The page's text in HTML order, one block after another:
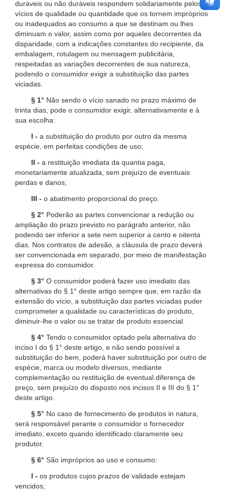
duráveis ou não duráveis respondem solidariamente pelos
vícios de qualidade ou quantidade que os tornem impróprios
ou inadequados ao consumo a que se destinam ou lhes
diminuam o valor, assim como por aqueles decorrentes da
disparidade, com a indicações constantes do recipiente, da
embalagem, rotulagem ou mensagem publicitária,
respeitadas as variações decorrentes de sua natureza,
podendo o consumidor exigir a substituição das partes
viciadas.
§ 1° Não sendo o vício sanado no prazo máximo de
trinta dias, pode o consumidor exigir, alternativamente e à
sua escolha:
I - a substituição do produto por outro da mesma
espécie, em perfeitas condições de uso;
II - a restituição imediata da quantia paga,
monetariamente atualizada, sem prejuízo de eventuais
perdas e danos;
III - o abatimento proporcional do preço.
§ 2° Poderão as partes convencionar a redução ou
ampliação do prazo previsto no parágrafo anterior, não
podendo ser inferior a sete nem superior a cento e oitenta
dias. Nos contratos de adesão, a cláusula de prazo deverá
ser convencionada em separado, por meio de manifestação
expressa do consumidor.
§ 3° O consumidor poderá fazer uso imediato das
alternativas do § 1° deste artigo sempre que, em razão da
extensão do vício, a substituição das partes viciadas puder
comprometer a qualidade ou características do produto,
diminuir-lhe o valor ou se tratar de produto essencial.
§ 4° Tendo o consumidor optado pela alternativa do
inciso I do § 1° deste artigo, e não sendo possível a
substituição do bem, poderá haver substituição por outro de
espécie, marca ou modelo diversos, mediante
complementação ou restituição de eventual diferença de
preço, sem prejuízo do disposto nos incisos II e III do § 1°
deste artigo.
§ 5° No caso de fornecimento de produtos in natura,
será responsável perante o consumidor o fornecedor
imediato, exceto quando identificado claramente seu
produtor.
§ 6° São impróprios ao uso e consumo:
I - os produtos cujos prazos de validade estejam
vencidos;